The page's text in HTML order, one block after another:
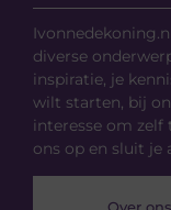
diverse
inspiratie, je
wilt starten, bij
interesse om
ons op en sluit je